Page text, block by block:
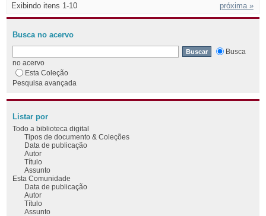
Exibindo itens 1-10 próxima »
Busca no acervo
Busca
no acervo
Esta Coleção
Pesquisa avançada
Listar por
Todo a biblioteca digital
Tipos de documento & Coleções
Data de publicação
Autor
Título
Assunto
Esta Comunidade
Data de publicação
Autor
Título
Assunto